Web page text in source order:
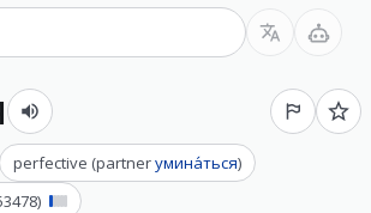
perfective (partnerумина́ться)
)